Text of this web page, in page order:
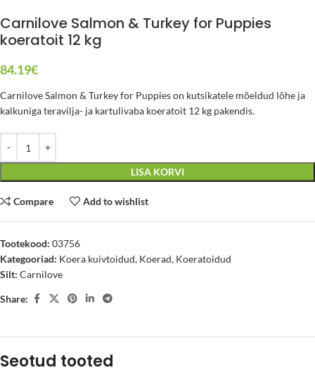
Carnilove Salmon & Turkey for Puppies
koeratoit 12 kg
84.19€
Carnilove Salmon & Turkey for Puppies on kutsikatele mõeldud lõhe ja
kalkuniga teravilja- ja kartulivaba koeratoit 12 kg pakendis.
LISA KORVI
Compare Add to wishlist
Tootekood: 03756
Kategooriad: Koera kuivtoidud, Koerad, Koeratoidud
Silt: Carnilove
Share:
Seotud tooted